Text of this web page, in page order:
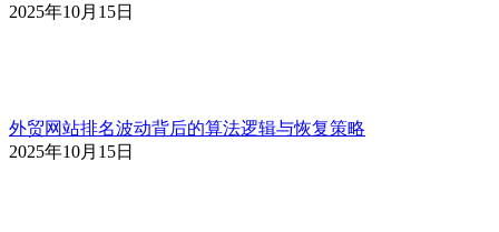
2025年10月15日
外贸网站排名波动背后的算法逻辑与恢复策略
2025年10月15日